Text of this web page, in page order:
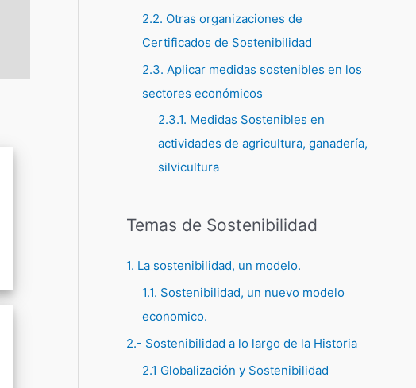
2.2. Otras organizaciones de
Certificados de Sostenibilidad
2.3. Aplicar medidas sostenibles en los
sectores económicos
2.3.1. Medidas Sostenibles en
actividades de agricultura, ganadería,
silvicultura
Temas de Sostenibilidad
1. La sostenibilidad, un modelo.
1.1. Sostenibilidad, un nuevo modelo
economico.
2.- Sostenibilidad a lo largo de la Historia
2.1 Globalización y Sostenibilidad